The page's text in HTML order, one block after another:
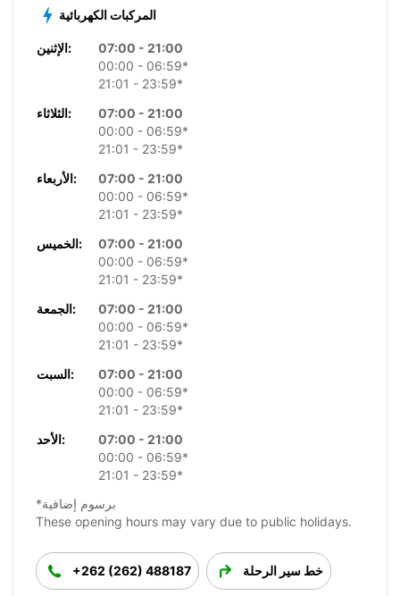
المركبات الكهربائية
الإثنين:
07:00 - 21:00
00:00 - 06:59*
21:01 - 23:59*
الثلاثاء:
07:00 - 21:00
00:00 - 06:59*
21:01 - 23:59*
الأربعاء:
07:00 - 21:00
00:00 - 06:59*
21:01 - 23:59*
الخميس:
07:00 - 21:00
00:00 - 06:59*
21:01 - 23:59*
الجمعة:
07:00 - 21:00
00:00 - 06:59*
21:01 - 23:59*
السبت:
07:00 - 21:00
00:00 - 06:59*
21:01 - 23:59*
الأحد:
07:00 - 21:00
00:00 - 06:59*
21:01 - 23:59*
*برسوم إضافية
These opening hours may vary due to public holidays.
+262 (262) 488187 خط سير الرحلة